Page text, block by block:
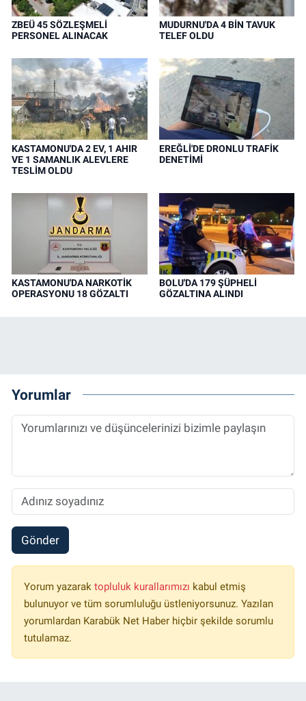
ZBEÜ 45 SÖZLEŞMELİ
PERSONEL ALINACAK
MUDURNU'DA 4 BİN TAVUK
TELEF OLDU
KASTAMONU'DA 2 EV, 1 AHIR
VE 1 SAMANLIK ALEVLERE
TESLİM OLDU
EREĞLİ'DE DRONLU TRAFİK
DENETİMİ
KASTAMONU'DA NARKOTİK
OPERASYONU 18 GÖZALTI
BOLU'DA 179 ŞÜPHELİ
GÖZALTINA ALINDI
Yorumlar
Gönder
Yorum yazarak topluluk kurallarımızı kabul etmiş
bulunuyor ve tüm sorumluluğu üstleniyorsunuz. Yazılan
yorumlardan Karabük Net Haber hiçbir şekilde sorumlu
tutulamaz.